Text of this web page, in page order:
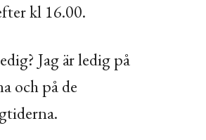
kl 16.00.
Jag är ledig på
och på de